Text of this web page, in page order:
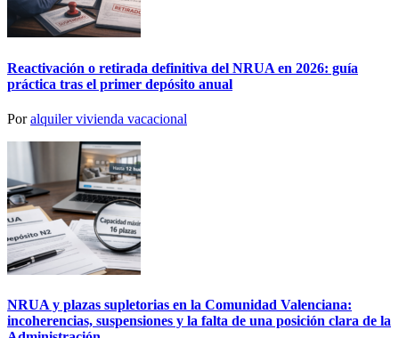
Reactivación o retirada definitiva del NRUA en 2026: guía
práctica tras el primer depósito anual
Poralquiler vivienda vacacional
NRUA y plazas supletorias en la Comunidad Valenciana:
incoherencias, suspensiones y la falta de una posición clara de la